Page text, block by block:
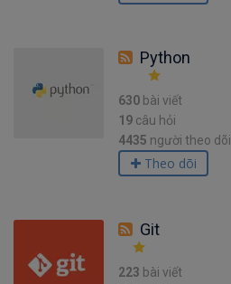
Python
630 bài viết
19 câu hỏi
4435 người theo dõi
Theo dõi
Git
223 bài viết